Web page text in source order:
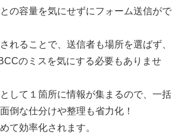
の容量を気にせずにフォーム送信がで
れることで、送信者も場所を選ばず、
のミスを気にする必要もありませ
して１箇所に情報が集まるので、一括
倒な仕分けや整理も省力化！
て効率化されます。